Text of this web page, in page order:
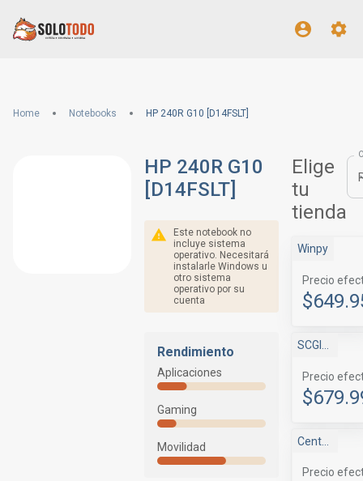
Home Notebooks HP 240R G10 [D14FSLT]
HP 240R G10
[D14FSLT]
Este notebook no
incluye sistema
operativo. Necesitará
instalarle Windows u
otro sistema
operativo por su
cuenta
Rendimiento
Aplicaciones
Gaming
Movilidad
Elige
tu
tienda
Winpy
Precio
Precio
Precio